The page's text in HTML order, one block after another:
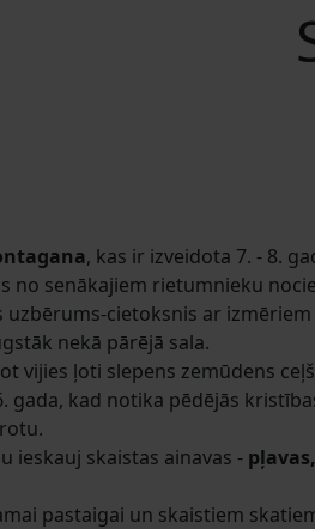
, kas ir izveidota 7. - 8.
no senākajiem rietumnieku
uzbērums-cietoksnis ar
nekā pārējā sala.
vijies ļoti slepens zemūdens
gada, kad notika pēdējās
ieskauj skaistas ainavas -
pastaigai un skaistiem